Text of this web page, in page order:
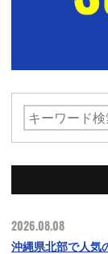
2026.08.08
沖縄県北部で人気